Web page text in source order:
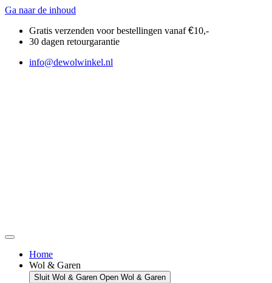
Ga naar de inhoud
Gratis verzenden voor bestellingen vanaf€10,-
30 dagen retourgarantie
info@dewolwinkel.nl
Home
Wol & Garen
Sluit Wol & Garen Open Wol & Garen